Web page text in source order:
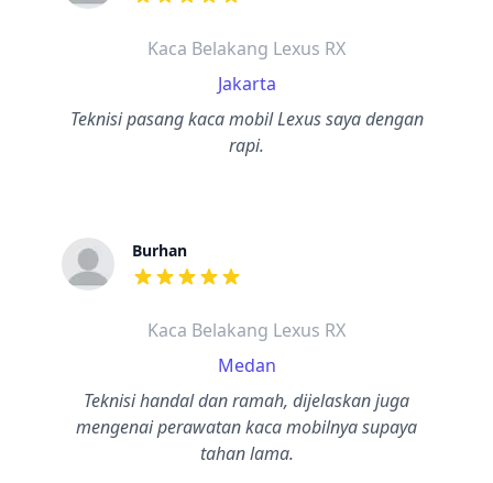
dari ulasan adalah bintang lima
Kaca Belakang Lexus RX
Jakarta
Teknisi pasang kaca mobil Lexus saya dengan
rapi.
Burhan
dari ulasan adalah bintang lima
Kaca Belakang Lexus RX
Medan
Teknisi handal dan ramah, dijelaskan juga
mengenai perawatan kaca mobilnya supaya
tahan lama.